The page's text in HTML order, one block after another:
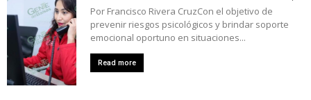
Por Francisco Rivera CruzCon el objetivo de
prevenir riesgos psicológicos y brindar soporte
emocional oportuno en situaciones...
Read more